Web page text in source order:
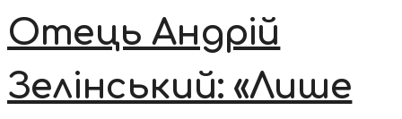
Отець Андрій
Зелінський: «Лише